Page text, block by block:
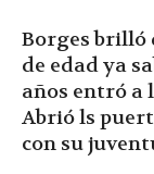
Borges brilló
de edad ya
años entró a
Abrió ls
con su